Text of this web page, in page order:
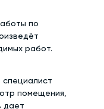
по
работ.
помещения,
дает